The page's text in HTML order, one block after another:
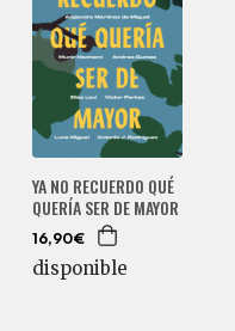
YA NO RECUERDO QUÉ
QUERÍA SER DE MAYOR
16,90€
disponible